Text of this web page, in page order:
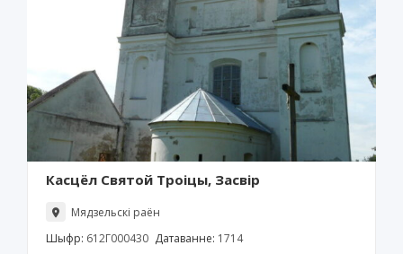
Касцёл Святой Троіцы, Засвір
Мядзельскі раён
Шыфр: 612Г000430 Датаванне: 1714